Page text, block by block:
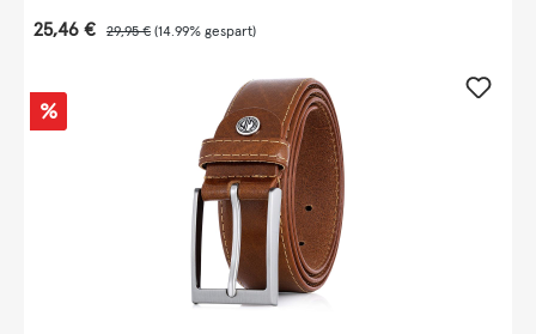
Verkaufspreis:
25,46 € Regulärer Preis:
29,95 € (14.99% gespart)
Rabatt
%